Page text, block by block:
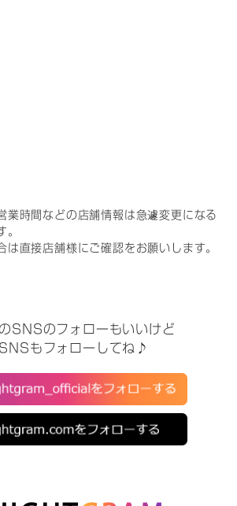
業時間などの店舗情報は急遽変更になる
。
は直接店舗様にご確認をお願いします。
SNSのフォローもいいけど
もフォローしてね♪